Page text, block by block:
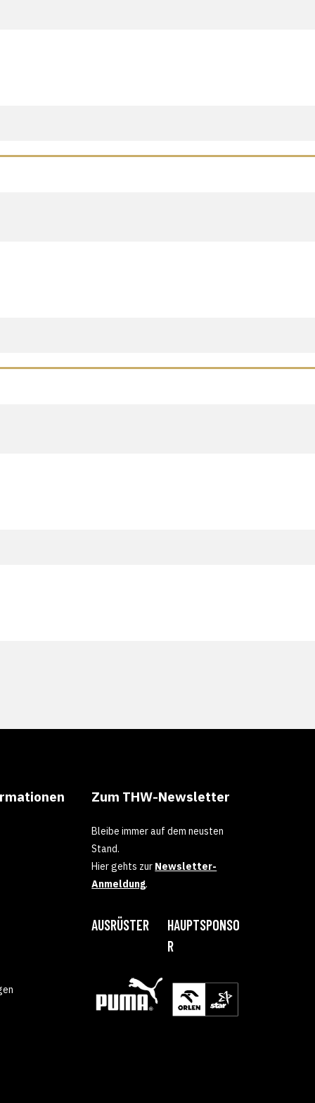
Zum THW-Newsletter
Bleibe immer auf dem neusten
Stand.
Hier gehts zur Newsletter-
Anmeldung.
AUSRÜSTER
HAUPTSPONSO
R